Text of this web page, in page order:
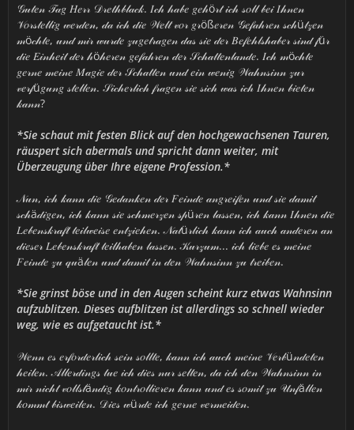
𝒢𝓊𝓉𝑒𝓃 𝒯𝒶𝑔 𝐻𝑒𝓇𝓇 𝒟𝓇𝑒𝓉𝒽𝒷𝓁𝒶𝒸𝓀. 𝐼𝒸𝒽 𝒽𝒶𝒷𝑒 𝑔𝑒𝒽ö𝓇𝓉 𝒾𝒸𝒽 𝓈𝑜𝓁𝓁 𝒷𝑒𝒾 𝐼𝒽𝓃𝑒𝓃
𝒱𝑜𝓇𝓈𝓉𝑒𝓁𝓁𝒾𝑔 𝓌𝑒𝓇𝒹𝑒𝓃, 𝒹𝒶 𝒾𝒸𝒽 𝒹𝒾𝑒 𝒲𝑒𝓁𝓉 𝓋𝑜𝓇 𝑔𝓇öß𝑒𝓇𝑒𝓃 𝒢𝑒𝒻𝒶𝒽𝓇𝑒𝓃 𝓈𝒸𝒽ü𝓉𝓏𝑒𝓃
𝓂ö𝒸𝒽𝓉𝑒, 𝓊𝓃𝒹 𝓂𝒾𝓇 𝓌𝓊𝓇𝒹𝑒 𝓏𝓊𝑔𝑒𝓉𝓇𝒶𝑔𝑒𝓃 𝒹𝒶𝓈 𝓈𝒾𝑒 𝒹𝑒𝓇 𝐵𝑒𝒻𝑒𝒽𝓁𝓈𝒽𝒶𝒷𝑒𝓇 𝓈𝒾𝓃𝒹 𝒻ü𝓇
𝒹𝒾𝑒 𝐸𝒾𝓃𝒽𝑒𝒾𝓉 𝒹𝑒𝓇 𝒽ö𝒽𝑒𝓇𝑒𝓃 𝑔𝑒𝒻𝒶𝒽𝓇𝑒𝓃 𝒹𝑒𝓇 𝒮𝒸𝒽𝒶𝓉𝓉𝑒𝓃𝓁𝒶𝓃𝒹𝑒. 𝐼𝒸𝒽 𝓂ö𝒸𝒽𝓉𝑒
𝑔𝑒𝓇𝓃𝑒 𝓂𝑒𝒾𝓃𝑒 𝑀𝒶𝑔𝒾𝑒 𝒹𝑒𝓇 𝒮𝒸𝒽𝒶𝓉𝓉𝑒𝓃 𝓊𝓃𝒹 𝑒𝒾𝓃 𝓌𝑒𝓃𝒾𝑔 𝒲𝒶𝒽𝓃𝓈𝒾𝓃𝓃 𝓏𝓊𝓇
𝓋𝑒𝓇𝒻ü𝑔𝓊𝓃𝑔 𝓈𝓉𝑒𝓁𝓁𝑒𝓃. 𝒮𝒾𝒸𝒽𝑒𝓇𝓁𝒾𝒸𝒽 𝒻𝓇𝒶𝑔𝑒𝓃 𝓈𝒾𝑒 𝓈𝒾𝒸𝒽 𝓌𝒶𝓈 𝒾𝒸𝒽 𝐼𝒽𝓃𝑒𝓃 𝒷𝒾𝑒𝓉𝑒𝓃
𝓀𝒶𝓃𝓃?
*Sie schaut mit festen Blick auf den hochgewachsenen Tauren,
räuspert sich abermals und spricht dann weiter, mit
Überzeugung über Ihre eigene Profession.*
𝒩𝓊𝓃, 𝒾𝒸𝒽 𝓀𝒶𝓃𝓃 𝒹𝒾𝑒 𝒢𝑒𝒹𝒶𝓃𝓀𝑒𝓃 𝒹𝑒𝓇 𝐹𝑒𝒾𝓃𝒹𝑒 𝒶𝓃𝑔𝓇𝑒𝒾𝒻𝑒𝓃 𝓊𝓃𝒹 𝓈𝒾𝑒 𝒹𝒶𝓂𝒾𝓉
𝓈𝒸𝒽ä𝒹𝒾𝑔𝑒𝓃, 𝒾𝒸𝒽 𝓀𝒶𝓃𝓃 𝓈𝒾𝑒 𝓈𝒸𝒽𝓂𝑒𝓇𝓏𝑒𝓃 𝓈𝓅ü𝓇𝑒𝓃 𝓁𝒶𝓈𝓈𝑒𝓃, 𝒾𝒸𝒽 𝓀𝒶𝓃𝓃 𝐼𝒽𝓃𝑒𝓃 𝒹𝒾𝑒
𝐿𝑒𝒷𝑒𝓃𝓈𝓀𝓇𝒶𝒻𝓉 𝓉𝑒𝒾𝓁𝓌𝑒𝒾𝓈𝑒 𝑒𝓃𝓉𝓏𝒾𝑒𝒽𝑒𝓃. 𝒩𝒶𝓉ü𝓇𝓁𝒾𝒸𝒽 𝓀𝒶𝓃𝓃 𝒾𝒸𝒽 𝒶𝓊𝒸𝒽 𝒶𝓃𝒹𝑒𝓇𝑒𝓃 𝒶𝓃
𝒹𝒾𝑒𝓈𝑒𝓇 𝐿𝑒𝒷𝑒𝓃𝓈𝓀𝓇𝒶𝒻𝓉 𝓉𝑒𝒾𝓁𝒽𝒶𝒷𝑒𝓃 𝓁𝒶𝓈𝓈𝑒𝓃. 𝒦𝓊𝓇𝓏𝓊𝓂... 𝒾𝒸𝒽 𝓁𝒾𝑒𝒷𝑒 𝑒𝓈 𝓂𝑒𝒾𝓃𝑒
𝐹𝑒𝒾𝓃𝒹𝑒 𝓏𝓊 𝓆𝓊ä𝓁𝑒𝓃 𝓊𝓃𝒹 𝒹𝒶𝓂𝒾𝓉 𝒾𝓃 𝒹𝑒𝓃 𝒲𝒶𝒽𝓃𝓈𝒾𝓃𝓃 𝓏𝓊 𝓉𝓇𝑒𝒾𝒷𝑒𝓃.
*Sie grinst böse und in den Augen scheint kurz etwas Wahnsinn
aufzublitzen. Dieses aufblitzen ist allerdings so schnell wieder
weg, wie es aufgetaucht ist.*
𝒲𝑒𝓃𝓃 𝑒𝓈 𝑒𝓇𝒻𝑜𝓇𝒹𝑒𝓇𝓁𝒾𝒸𝒽 𝓈𝑒𝒾𝓃 𝓈𝑜𝓁𝓁𝓉𝑒, 𝓀𝒶𝓃𝓃 𝒾𝒸𝒽 𝒶𝓊𝒸𝒽 𝓂𝑒𝒾𝓃𝑒 𝒱𝑒𝓇𝒷ü𝓃𝒹𝑒𝓉𝑒𝓃
𝒽𝑒𝒾𝓁𝑒𝓃. 𝒜𝓁𝓁𝑒𝓇𝒹𝒾𝓃𝑔𝓈 𝓉𝓊𝑒 𝒾𝒸𝒽 𝒹𝒾𝑒𝓈 𝓃𝓊𝓇 𝓈𝑒𝓁𝓉𝑒𝓃, 𝒹𝒶 𝒾𝒸𝒽 𝒹𝑒𝓃 𝒲𝒶𝒽𝓃𝓈𝒾𝓃𝓃 𝒾𝓃
𝓂𝒾𝓇 𝓃𝒾𝒸𝒽𝓉 𝓋𝑜𝓁𝓁𝓈𝓉ä𝓃𝒹𝒾𝑔 𝓀𝑜𝓃𝓉𝓇𝑜𝓁𝓁𝒾𝑒𝓇𝑒𝓃 𝓀𝒶𝓃𝓃 𝓊𝓃𝒹 𝑒𝓈 𝓈𝑜𝓂𝒾𝓉 𝓏𝓊 𝒰𝓃𝒻ä𝓁𝓁𝑒𝓃
𝓀𝑜𝓂𝓂𝓉 𝒷𝒾𝓈𝓌𝑒𝒾𝓁𝑒𝓃. 𝒟𝒾𝑒𝓈 𝓌ü𝓇𝒹𝑒 𝒾𝒸𝒽 𝑔𝑒𝓇𝓃𝑒 𝓋𝑒𝓇𝓂𝑒𝒾𝒹𝑒𝓃.